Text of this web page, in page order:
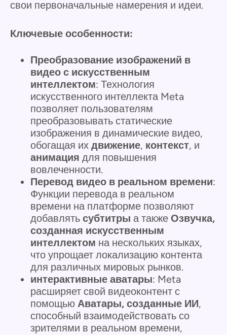
свои первоначальные намерения и идеи.
Ключевые особенности:
Преобразование изображений в
видео с искусственным
интеллектом: Технология
искусственного интеллекта Meta
позволяет пользователям
преобразовывать статические
изображения в динамические видео,
обогащая их движение, контекст, и
анимация для повышения
вовлеченности.
Перевод видео в реальном времени:
Функции перевода в реальном
времени на платформе позволяют
добавлять субтитры а также Озвучка,
созданная искусственным
интеллектом на нескольких языках,
что упрощает локализацию контента
для различных мировых рынков.
интерактивные аватары: Meta
расширяет свой видеоконтент с
помощью Аватары, созданные ИИ,
способный взаимодействовать со
зрителями в реальном времени,